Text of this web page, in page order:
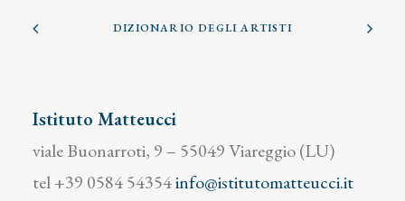
DIZIONARIO DEGLI ARTISTI
Istituto Matteucci
viale Buonarroti, 9 – 55049 Viareggio (LU)
tel +39 0584 54354info@istitutomatteucci.it